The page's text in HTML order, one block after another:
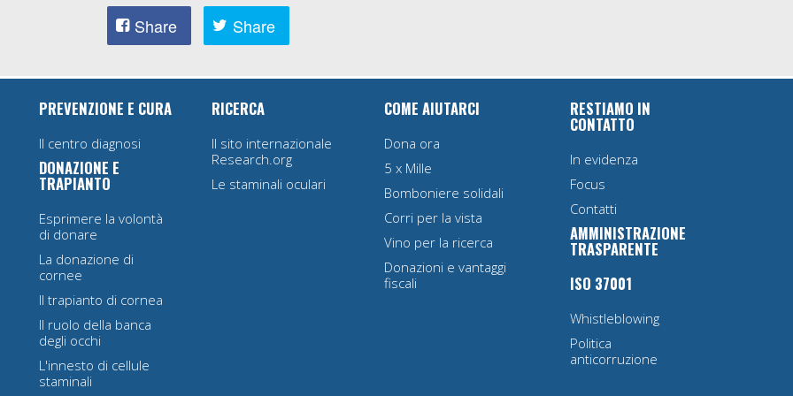
Share Share
PREVENZIONE E CURA
Il centro diagnosi
DONAZIONE E
TRAPIANTO
Esprimere la volontà
di donare
La donazione di
cornee
Il trapianto di cornea
Il ruolo della banca
degli occhi
L'innesto di cellule
staminali
RICERCA
Il sito internazionale
Research.org
Le staminali oculari
COME AIUTARCI
Dona ora
5 x Mille
Bomboniere solidali
Corri per la vista
Vino per la ricerca
Donazioni e vantaggi
fiscali
RESTIAMO IN
CONTATTO
In evidenza
Focus
Contatti
AMMINISTRAZIONE
TRASPARENTE
ISO 37001
Whistleblowing
Politica
anticorruzione